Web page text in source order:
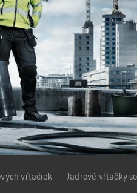
vŕtačiek Jadrové vŕtačky